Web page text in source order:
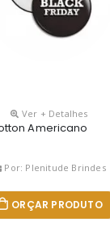
Diversas,
Ver + Detalhes
Americano
Por: Plenitude Brindes
ORÇAR PRODUTO